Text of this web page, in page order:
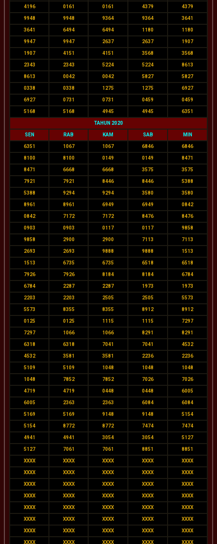
4196 0161 0161 4379 4379
9948 9948 9364 9364 3641
3641 6494 6494 1180 1180
9947 9947 2637 2637 1907
1907 4151 4151 3568 3568
2343 2343 5224 5224 8613
8613 0042 0042 5827 5827
0338 0338 1275 1275 6927
6927 0731 0731 0459 0459
5168 5168 4945 4945 6351
TAHUN 2020
SEN RAB KAM SAB MIN
6351 1067 1067 6846 6846
8100 8100 0149 0149 8471
8471 6668 6668 3575 3575
7921 7921 8446 8446 5388
5388 9294 9294 3580 3580
8961 8961 6949 6949 0842
0842 7172 7172 8476 8476
0903 0903 0117 0117 9858
9858 2900 2900 7113 7113
2693 2693 9888 9888 1513
1513 6735 6735 6518 6518
7926 7926 8184 8184 6784
6784 2287 2287 1973 1973
2203 2203 2505 2505 5573
5573 8355 8355 8912 8912
0125 0125 1115 1115 7297
7297 1066 1066 8291 8291
6318 6318 7041 7041 4532
4532 3581 3581 2236 2236
5109 5109 1048 1048 1048
1048 7852 7852 7026 7026
4719 4719 0448 0448 6005
6005 2363 2363 6084 6084
5169 5169 9148 9148 5154
5154 8772 8772 7474 7474
4941 4941 3054 3054 5127
5127 7061 7061 8851 8851
XXXX XXXX XXXX XXXX XXXX
XXXX XXXX XXXX XXXX XXXX
XXXX XXXX XXXX XXXX XXXX
XXXX XXXX XXXX XXXX XXXX
XXXX XXXX XXXX XXXX XXXX
XXXX XXXX XXXX XXXX XXXX
XXXX XXXX XXXX XXXX XXXX
XXXX XXXX XXXX XXXX XXXX